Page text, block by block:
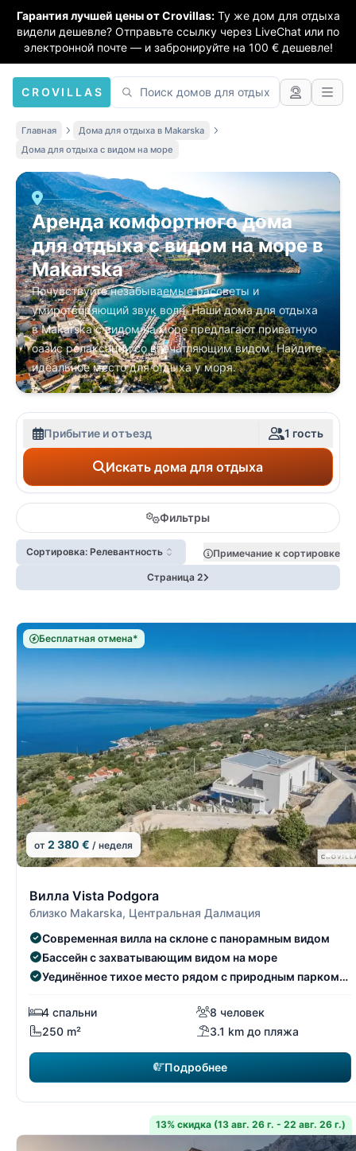
Гарантия лучшей цены от Crovillas: Ту же дом для отдыха
видели дешевле? Отправьте ссылку через LiveChat или по
электронной почте — и забронируйте на 100 € дешевле!
CROVILLAS
Главная
Дома для отдыха в Makarska
Дома для отдыха с видом на море
Аренда комфортного дома
для отдыха с видом на море в
Makarska
Почувствуйте незабываемые рассветы и
умиротворяющий звук волн. Наши дома для отдыха
в Makarska с видом на море предлагают приватную
оазис релаксации со впечатляющим видом. Найдите
идеальное место для отдыха у моря.
Прибытие и отъезд 1 гость
Искать дома для отдыха
Фильтры
Сортировка: Релевантность
Примечание к сортировке
Страница 2
Бесплатная отмена*
от 2 380 € / неделя
Вилла Vista Podgora
близко Makarska, Центральная Далмация
Современная вилла на склоне с панорамным видом
Бассейн с захватывающим видом на море
Уединённое тихое место рядом с природным парком
4 спальни
8 человек
250 m²
3.1 km до пляжа
Подробнее
13% скидка (13 авг. 26 г. - 22 авг. 26 г.)